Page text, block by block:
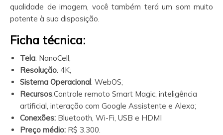
qualidade de imagem, você também terá um som muito
potente à sua disposição.
Ficha técnica:
Tela: NanoCell;
Resolução: 4K;
Sistema Operacional: WebOS;
Recursos:Controle remoto Smart Magic, inteligência
artificial, interação com Google Assistente e Alexa;
Conexões: Bluetooth, Wi-Fi, USB e HDMI
Preço médio: R$ 3.300.